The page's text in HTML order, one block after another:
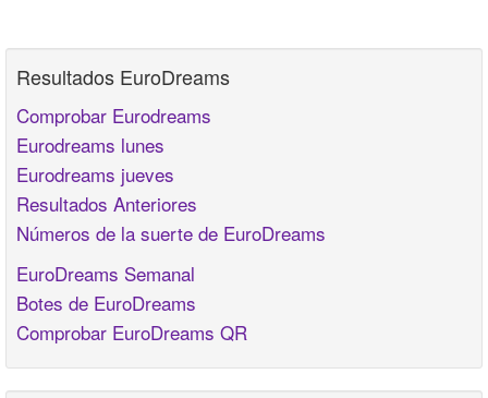
Resultados EuroDreams
Comprobar Eurodreams
Eurodreams lunes
Eurodreams jueves
Resultados Anteriores
Números de la suerte de EuroDreams
EuroDreams Semanal
Botes de EuroDreams
Comprobar EuroDreams QR